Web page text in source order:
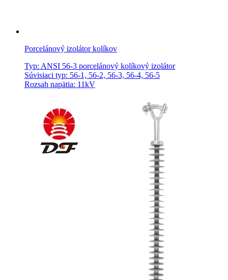
Porcelánový izolátor kolíkov
Typ: ANSI 56-3 porcelánový kolíkový izolátor
Súvisiaci typ: 56-1, 56-2, 56-3, 56-4, 56-5
Rozsah napätia: 11kV